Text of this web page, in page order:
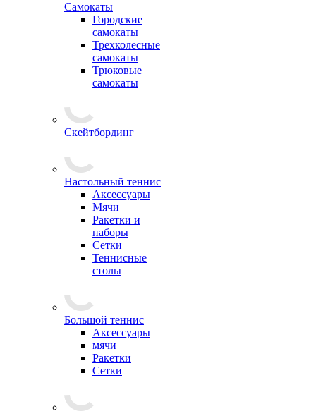
Самокаты
Городские
самокаты
Трехколесные
самокаты
Трюковые
самокаты
Скейтбординг
Настольный теннис
Аксессуары
Мячи
Ракетки и
наборы
Сетки
Теннисные
столы
Большой теннис
Аксессуары
мячи
Ракетки
Сетки